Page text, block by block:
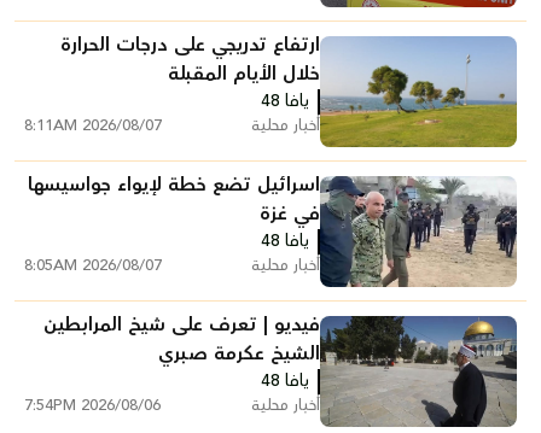
ارتفاع تدريجي على درجات الحرارة
خلال الأيام المقبلة
يافا 48
أخبار محلية 2026/08/07 8:11AM
اسرائيل تضع خطة لإيواء جواسيسها
في غزة
يافا 48
أخبار محلية 2026/08/07 8:05AM
فيديو | تعرف على شيخ المرابطين
الشيخ عكرمة صبري
يافا 48
أخبار محلية 2026/08/06 7:54PM